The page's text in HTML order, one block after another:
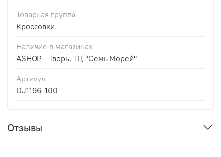
Товарная группа
Кроссовки
Наличие в магазинах
ASHOP - Тверь, ТЦ "Семь Морей"
Артикул
DJ1196-100
Отзывы